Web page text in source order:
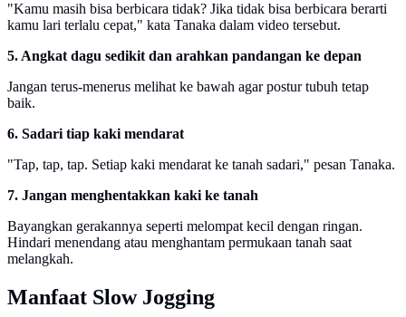
"Kamu masih bisa berbicara tidak? Jika tidak bisa berbicara berarti
kamu lari terlalu cepat," kata Tanaka dalam video tersebut.
5. Angkat dagu sedikit dan arahkan pandangan ke depan
Jangan terus-menerus melihat ke bawah agar postur tubuh tetap
baik.
6. Sadari tiap kaki mendarat
"Tap, tap, tap. Setiap kaki mendarat ke tanah sadari," pesan Tanaka.
7. Jangan menghentakkan kaki ke tanah
Bayangkan gerakannya seperti melompat kecil dengan ringan.
Hindari menendang atau menghantam permukaan tanah saat
melangkah.
Manfaat Slow Jogging